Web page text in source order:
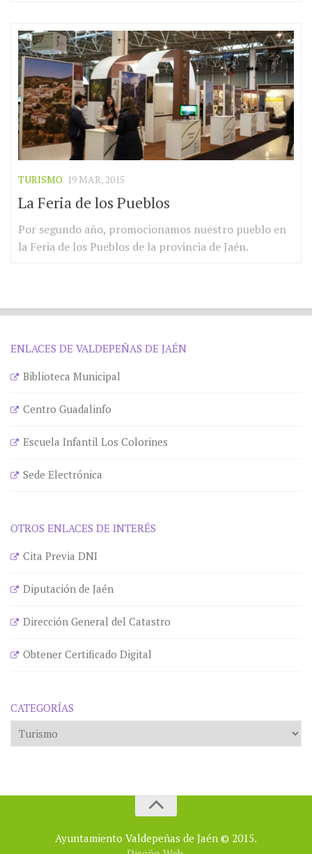
TURISMO 19 MAR, 2015
La Feria de los Pueblos
Por segundo año, promocionamos nuestro pueblo en
la Feria de los Pueblos de la provincia de Jaén.
ENLACES DE VALDEPEÑAS DE JAÉN
Biblioteca Municipal
Centro Guadalinfo
Escuela Infantil Los Colorines
Sede Electrónica
OTROS ENLACES DE INTERÉS
Cita Previa DNI
Diputación de Jaén
Dirección General del Catastro
Obtener Certificado Digital
CATEGORÍAS
Categorías
Ayuntamiento Valdepeñas de Jaén © 2015.